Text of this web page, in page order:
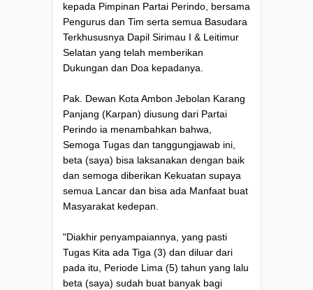
kepada Pimpinan Partai Perindo, bersama
Pengurus dan Tim serta semua Basudara
Terkhususnya Dapil Sirimau I & Leitimur
Selatan yang telah memberikan
Dukungan dan Doa kepadanya.
Pak. Dewan Kota Ambon Jebolan Karang
Panjang (Karpan) diusung dari Partai
Perindo ia menambahkan bahwa,
Semoga Tugas dan tanggungjawab ini,
beta (saya) bisa laksanakan dengan baik
dan semoga diberikan Kekuatan supaya
semua Lancar dan bisa ada Manfaat buat
Masyarakat kedepan.
"Diakhir penyampaiannya, yang pasti
Tugas Kita ada Tiga (3) dan diluar dari
pada itu, Periode Lima (5) tahun yang lalu
beta (saya) sudah buat banyak bagi